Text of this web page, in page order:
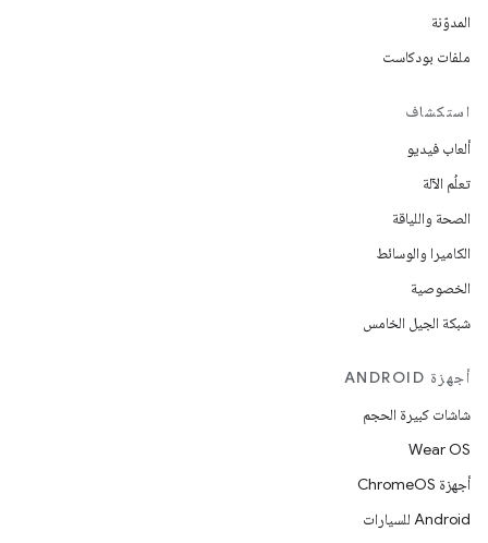
المدوّنة
ملفات بودكاست
استكشاف
ألعاب فيديو
تعلُم الآلة
الصحة واللياقة
الكاميرا والوسائط
الخصوصية
شبكة الجيل الخامس
أجهزة ANDROID
شاشات كبيرة الحجم
Wear OS
أجهزة ChromeOS
Android للسيارات